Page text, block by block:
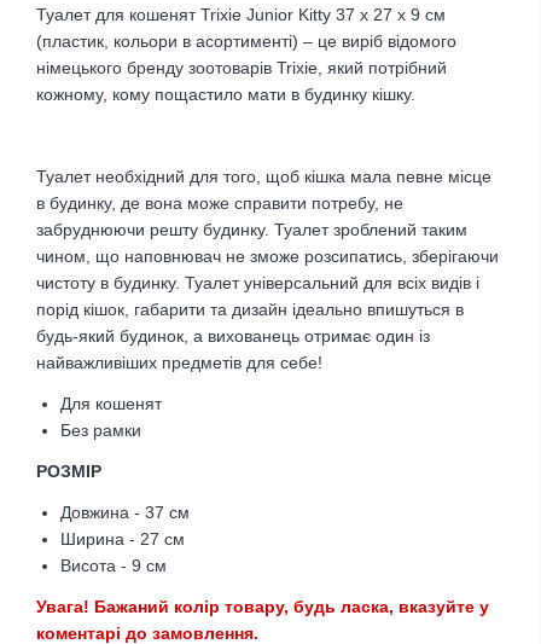
Туалет для кошенят Trixie Junior Kitty 37 х 27 x 9 см
(пластик, кольори в асортименті) – це виріб відомого
німецького бренду зоотоварів Trixie, який потрібний
кожному, кому пощастило мати в будинку кішку.
Туалет необхідний для того, щоб кішка мала певне місце
в будинку, де вона може справити потребу, не
забруднюючи решту будинку. Туалет зроблений таким
чином, що наповнювач не зможе розсипатись, зберігаючи
чистоту в будинку. Туалет універсальний для всіх видів і
порід кішок, габарити та дизайн ідеально впишуться в
будь-який будинок, а вихованець отримає один із
найважливіших предметів для себе!
Для кошенят
Без рамки
РОЗМІР
Довжина - 37 см
Ширина - 27 см
Висота - 9 см
Увага! Бажаний колір товару, будь ласка, вказуйте у
коментарі до замовлення.